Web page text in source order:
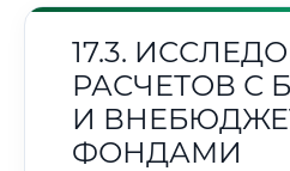
17.3.
РАСЧЕТОВ С
И
ФОНДАМИ